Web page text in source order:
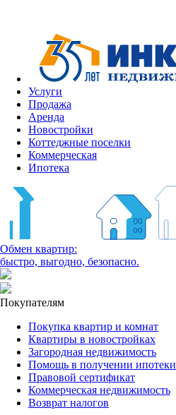
Услуги
Продажа
Аренда
Новостройки
Коттеджные поселки
Коммерческая
Ипотека
Обмен квартир:
быстро, выгодно, безопасно.
Покупателям
Покупка квартир и комнат
Квартиры в новостройках
Загородная недвижимость
Помощь в получении ипотеки
Правовой сертификат
Коммерческая недвижимость
Возврат налогов